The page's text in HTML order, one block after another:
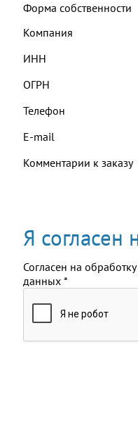
Форма собственности
Компания
ИНН
ОГРН
Телефон
E-mail
Комментарии к заказу
Я согласен
Согласен на обработку
данных *